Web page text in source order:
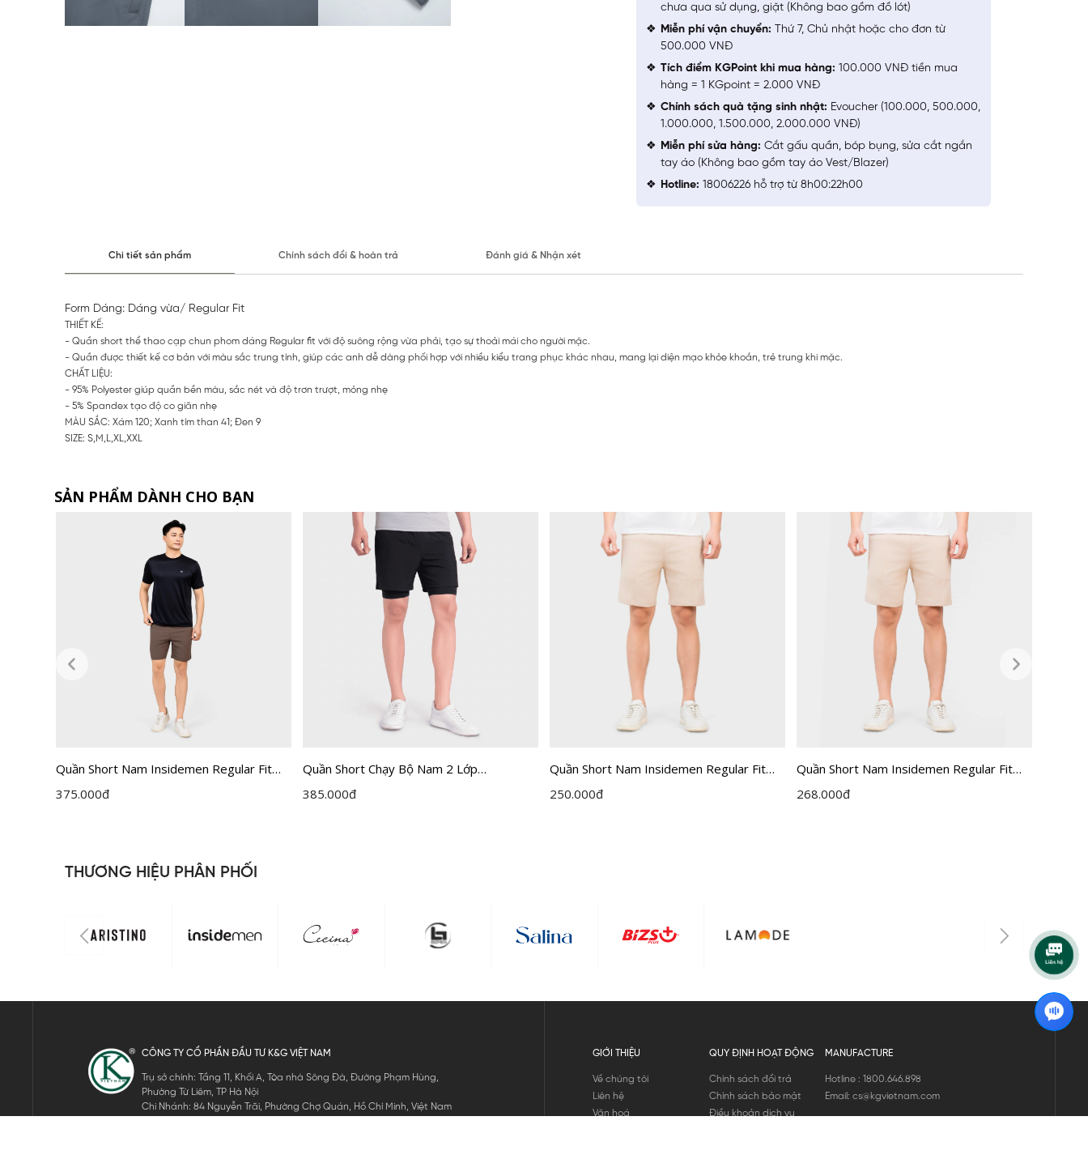
chưa qua sử dụng, giặt (Không bao gồm đồ lót)
Miễn phí vận chuyển: Thứ 7, Chủ nhật hoặc cho đơn từ
500.000 VNĐ
Tích điểm KGPoint khi mua hàng: 100.000 VNĐ tiền mua
hàng = 1 KGpoint = 2.000 VNĐ
Chính sách quà tặng sinh nhật: Evoucher (100.000, 500.000,
1.000.000, 1.500.000, 2.000.000 VNĐ)
Miễn phí sửa hàng: Cắt gấu quần, bóp bụng, sửa cắt ngắn
tay áo (Không bao gồm tay áo Vest/Blazer)
Hotline: 18006226 hỗ trợ từ 8h00:22h00
Chi tiết sản phẩm Chính sách đổi & hoàn trả Đánh giá & Nhận xét
Form Dáng: Dáng vừa/ Regular Fit
THIẾT KẾ:
- Quần short thể thao cạp chun phom dáng Regular fit với độ suông rộng vừa phải, tạo sự thoải mái cho người mặc.
- Quần được thiết kế cơ bản với màu sắc trung tính, giúp các anh dễ dàng phối hợp với nhiều kiểu trang phục khác nhau, mang lại diện mạo khỏe khoắn, trẻ trung khi mặc.
CHẤT LIỆU:
- 95% Polyester giúp quần bền màu, sắc nét và độ trơn trượt, mỏng nhẹ
- 5% Spandex tạo độ co giãn nhẹ
MÀU SẮC: Xám 120; Xanh tím than 41; Đen 9
SIZE: S,M,L,XL,XXL
SẢN PHẨM DÀNH CHO BẠN
Quần Short Nam Insidemen Regular Fit
ISO202AH0
375.000đ
Quần Short Chạy Bộ Nam 2 Lớp
Insidemen Active ISO004EDP01
385.000đ
Quần Short Nam Insidemen Regular Fit
ISO238AH0
250.000đ
Quần Short Nam Insidemen Regular Fit
ISO502EDP01
268.000đ
THƯƠNG HIỆU PHÂN PHỐI
CÔNG TY CỔ PHẦN ĐẦU TƯ K&G VIỆT NAM
Trụ sở chính: Tầng 11, Khối A, Tòa nhà Sông Đà, Đường Phạm Hùng,
Phường Từ Liêm, TP Hà Nội
Chi Nhánh: 84 Nguyễn Trãi, Phường Chợ Quán, Hồ Chí Minh, Việt Nam
GIỚI THIỆU
Về chúng tôi
Liên hệ
Văn hoá
QUY ĐỊNH HOẠT ĐỘNG
Chính sách đổi trả
Chính sách bảo mật
Điều khoản dịch vụ
MANUFACTURE
Hotline : 1800.646.898
Email: cs@kgvietnam.com